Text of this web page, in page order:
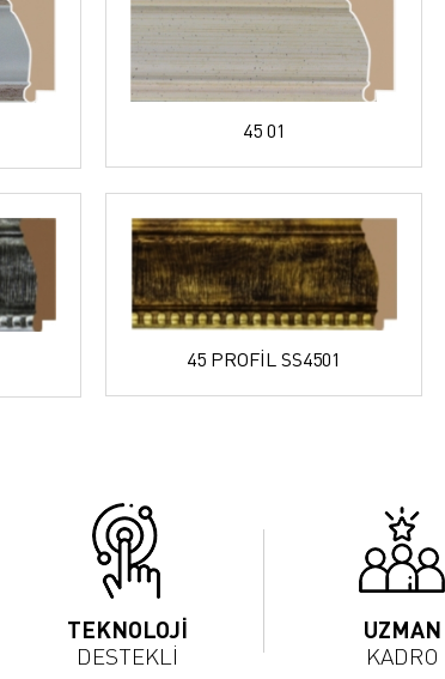
45 01
45 PROFİL SS4501
TEKNOLOJİ
DESTEKLİ
UZMAN
KADRO